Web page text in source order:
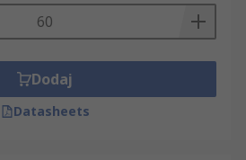
Dodaj
Datasheets